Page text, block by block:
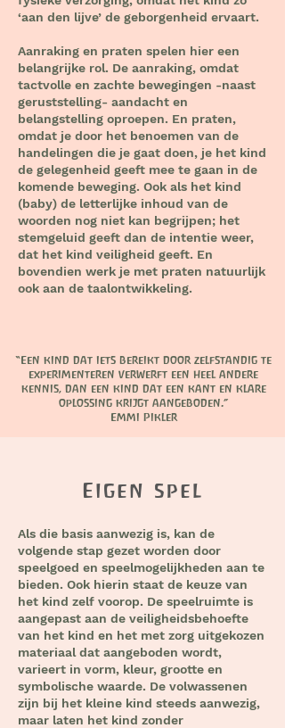
‘aan den lijve’ de geborgenheid ervaart.
Aanraking en praten spelen hier een
belangrijke rol. De aanraking, omdat
tactvolle en zachte bewegingen -naast
geruststelling- aandacht en
belangstelling oproepen. En praten,
omdat je door het benoemen van de
handelingen die je gaat doen, je het kind
de gelegenheid geeft mee te gaan in de
komende beweging. Ook als het kind
(baby) de letterlijke inhoud van de
woorden nog niet kan begrijpen; het
stemgeluid geeft dan de intentie weer,
dat het kind veiligheid geeft. En
bovendien werk je met praten natuurlijk
ook aan de taalontwikkeling.
“Een kind dat iets bereikt door zelfstandig te
experimenteren verwerft een heel andere
kennis, dan een kind dat een kant en klare
oplossing krijgt aangeboden.”
Emmi Pikler
Eigen spel
Als die basis aanwezig is, kan de
volgende stap gezet worden door
speelgoed en speelmogelijkheden aan te
bieden. Ook hierin staat de keuze van
het kind zelf voorop. De speelruimte is
aangepast aan de veiligheidsbehoefte
van het kind en het met zorg uitgekozen
materiaal dat aangeboden wordt,
varieert in vorm, kleur, grootte en
symbolische waarde. De volwassenen
zijn bij het kleine kind steeds aanwezig,
maar laten het kind zonder